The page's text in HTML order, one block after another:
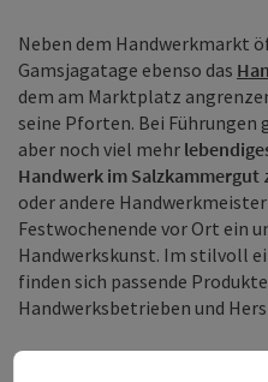
Neben dem Handwerkmarkt
Gamsjagatage ebenso das
dem am Marktplatz
seine Pforten. Bei Führungen
aber noch viel mehr
Handwerk im Salzkammergut
oder andere
Festwochenende vor Ort ein
Handwerkskunst. Im stilvoll
finden sich passende
Handwerksbetrieben und